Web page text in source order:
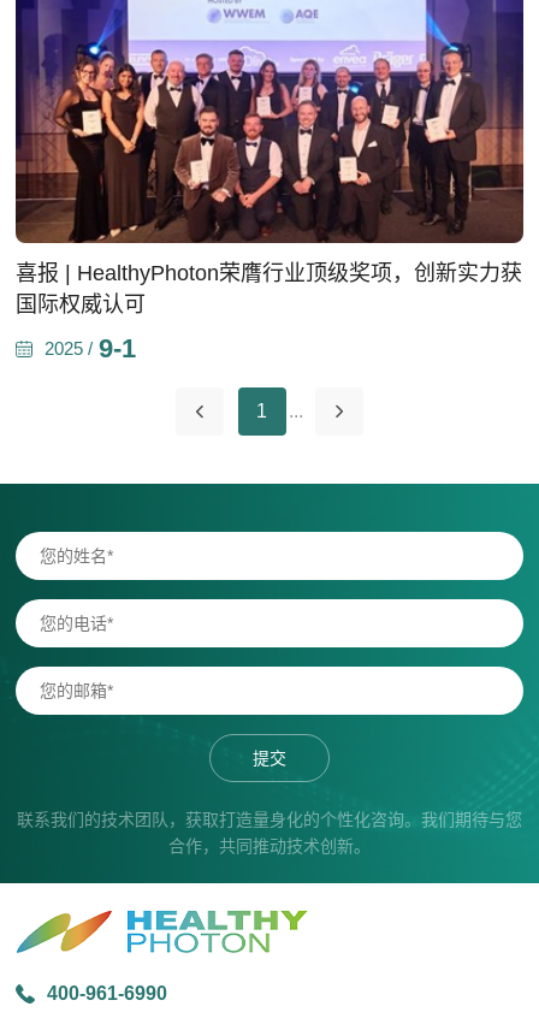
喜报 | HealthyPhoton荣膺行业顶级奖项，创新实力获
国际权威认可
2025 / 9-1
1 ...
提交
联系我们的技术团队，获取打造量身化的个性化咨询。我们期待与您
合作，共同推动技术创新。
400-961-6990